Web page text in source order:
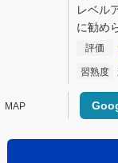
レベル
に勧め
評価
習熟度